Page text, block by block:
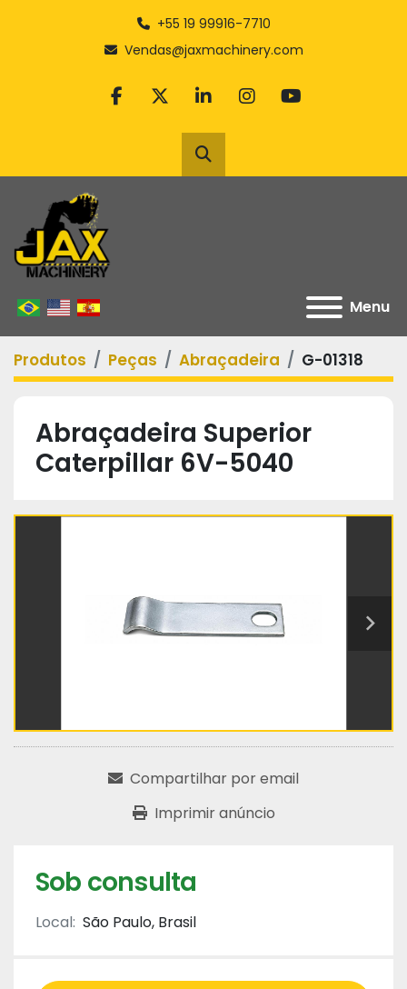
+55 19 99916-7710
Vendas@jaxmachinery.com
facebook
twitterlinkedininstagram
youtube
Pesquisar
Menu
Produtos Peças Abraçadeira G-01318
Abraçadeira Superior
Caterpillar 6V-5040
Compartilhar por email
Imprimir anúncio
Sob consulta
Local: São Paulo, Brasil